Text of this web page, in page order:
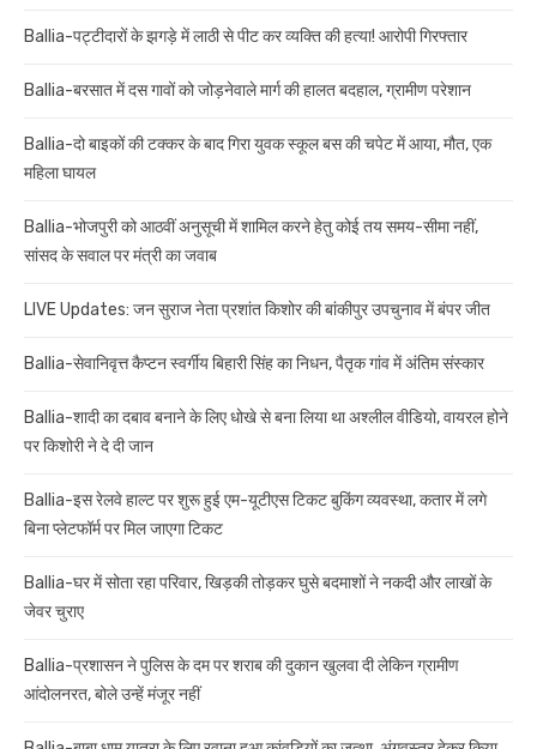
Ballia-पट्टीदारों के झगड़े में लाठी से पीट कर व्यक्ति की हत्या! आरोपी गिरफ्तार
Ballia-बरसात में दस गावों को जोड़नेवाले मार्ग की हालत बदहाल, ग्रामीण परेशान
Ballia-दो बाइकों की टक्कर के बाद गिरा युवक स्कूल बस की चपेट में आया, मौत, एक
महिला घायल
Ballia-भोजपुरी को आठवीं अनुसूची में शामिल करने हेतु कोई तय समय-सीमा नहीं,
सांसद के सवाल पर मंत्री का जवाब
LIVE Updates: जन सुराज नेता प्रशांत किशोर की बांकीपुर उपचुनाव में बंपर जीत
Ballia-सेवानिवृत्त कैप्टन स्वर्गीय बिहारी सिंह का निधन, पैतृक गांव में अंतिम संस्कार
Ballia-शादी का दबाव बनाने के लिए धोखे से बना लिया था अश्लील वीडियो, वायरल होने
पर किशोरी ने दे दी जान
Ballia-इस रेलवे हाल्ट पर शुरू हुई एम-यूटीएस टिकट बुकिंग व्यवस्था, कतार में लगे
बिना प्लेटफॉर्म पर मिल जाएगा टिकट
Ballia-घर में सोता रहा परिवार, खिड़की तोड़कर घुसे बदमाशों ने नकदी और लाखों के
जेवर चुराए
Ballia-प्रशासन ने पुलिस के दम पर शराब की दुकान खुलवा दी लेकिन ग्रामीण
आंदोलनरत, बोले उन्हें मंजूर नहीं